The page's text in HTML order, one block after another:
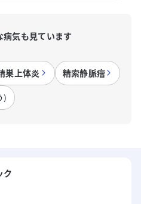
病気も見ています
巣上体炎 精索静脈瘤
)
ク